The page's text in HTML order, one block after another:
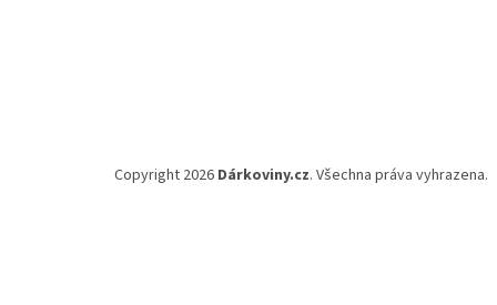
Copyright 2026 Dárkoviny.cz. Všechna práva vyhrazena.